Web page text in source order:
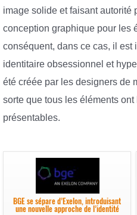
image solide et faisant autorité
conception graphique pour les
conséquent, dans ce cas, il est
identitaire obsessionnel et
été créée par les designers de
sorte que tous les éléments ont
présentables.
BGE se sépare d’Exelon, introduisant
une nouvelle approche de l’identité